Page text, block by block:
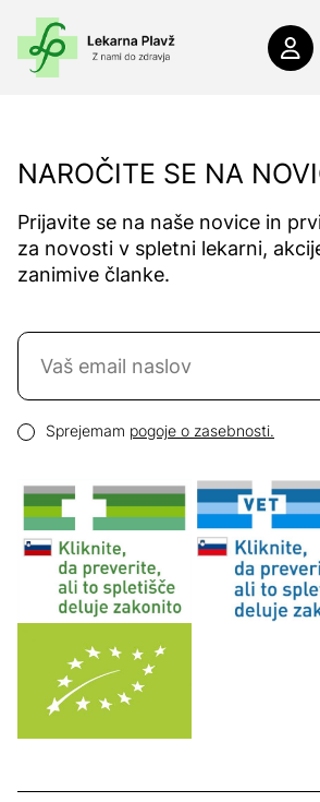
NAROČITE SE NA
Prijavite se na naše novice in
za novosti v spletni lekarni,
zanimive članke.
Naročite se na novice
Pogoji zasebnosti
Sprejemam pogoje o zasebnosti.